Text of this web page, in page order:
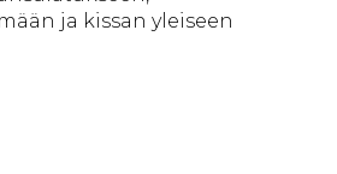
ja kissan yleiseen